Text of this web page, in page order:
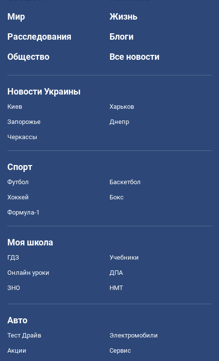
Мир
Жизнь
Расследования
Блоги
Общество
Все новости
Новости Украины
Киев Харьков
Запорожье Днепр
Черкассы
Спорт
Футбол Баскетбол
Хоккей Бокс
Формула-1
Моя школа
ГДЗ Учебники
Онлайн уроки ДПА
ЗНО НМТ
Авто
Тест Драйв Электромобили
Акции Сервис